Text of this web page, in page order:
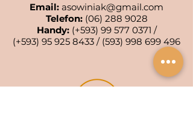
Email: asowiniak@gmail.com
Telefon: (06) 288 9028
Handy: (+593) 99 577 0371 /
(+593) 95 925 8433 / (593) 998 699 496